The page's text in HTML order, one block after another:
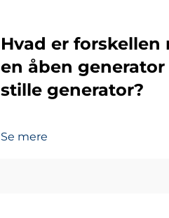
Hvad er forskellen
en åben generator
stille generator?
Se mere